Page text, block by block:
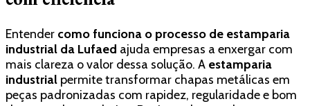
Entender como funciona o processo de estamparia
industrial da Lufaed ajuda empresas a enxergar com
mais clareza o valor dessa solução. A estamparia
industrial permite transformar chapas metálicas em
peças padronizadas com rapidez, regularidade e bom